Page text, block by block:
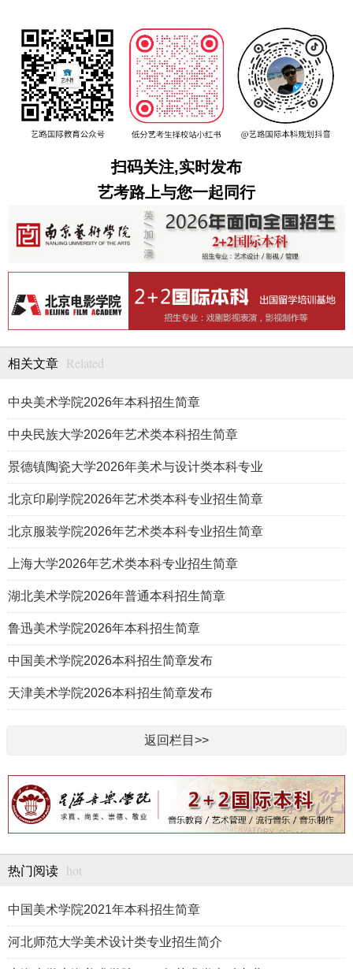
扫码关注,实时发布
艺考路上与您一起同行
相关文章 Related
中央美术学院2026年本科招生简章
中央民族大学2026年艺术类本科招生简章
景德镇陶瓷大学2026年美术与设计类本科专业
北京印刷学院2026年艺术类本科专业招生简章
北京服装学院2026年艺术类本科专业招生简章
上海大学2026年艺术类本科专业招生简章
湖北美术学院2026年普通本科招生简章
鲁迅美术学院2026年本科招生简章
中国美术学院2026本科招生简章发布
天津美术学院2026本科招生简章发布
返回栏目>>
热门阅读 hot
中国美术学院2021年本科招生简章
河北师范大学美术设计类专业招生简介